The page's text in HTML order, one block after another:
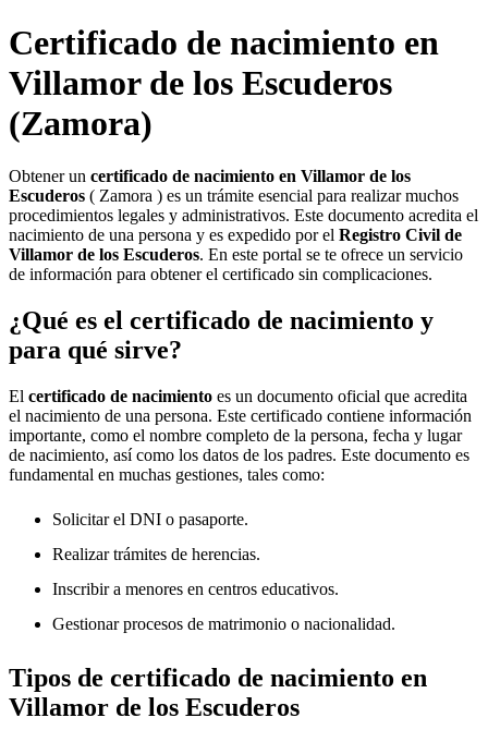
Certificado de nacimiento en
Villamor de los Escuderos
(Zamora)
Obtener un certificado de nacimiento en Villamor de los
Escuderos ( Zamora ) es un trámite esencial para realizar muchos
procedimientos legales y administrativos. Este documento acredita el
nacimiento de una persona y es expedido por el Registro Civil de
Villamor de los Escuderos. En este portal se te ofrece un servicio
de información para obtener el certificado sin complicaciones.
¿Qué es el certificado de nacimiento y
para qué sirve?
El certificado de nacimiento es un documento oficial que acredita
el nacimiento de una persona. Este certificado contiene información
importante, como el nombre completo de la persona, fecha y lugar
de nacimiento, así como los datos de los padres. Este documento es
fundamental en muchas gestiones, tales como:
Solicitar el DNI o pasaporte.
Realizar trámites de herencias.
Inscribir a menores en centros educativos.
Gestionar procesos de matrimonio o nacionalidad.
Tipos de certificado de nacimiento en
Villamor de los Escuderos